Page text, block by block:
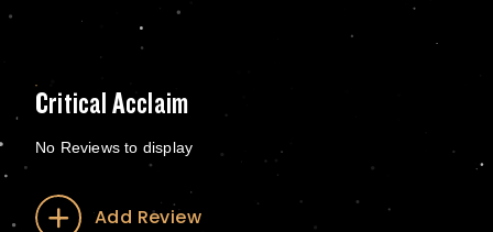
Critical Acclaim
No Reviews to display
Add Review